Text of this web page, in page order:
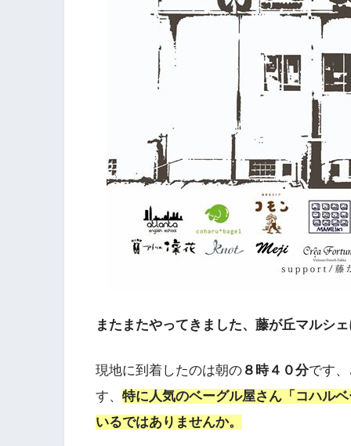
またまたやってきました、藤が丘マルシ
現地に到着したのは朝の ８時４０分です
す、 特に人気のベーグル屋さん「コハル
いるではありませんか。